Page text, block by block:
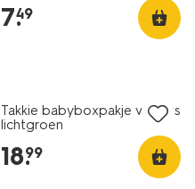
7.
49
Takkie babyboxpakje velours
lichtgroen
18.
99